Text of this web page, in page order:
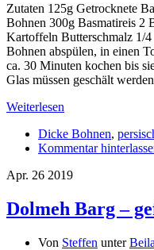
Zutaten 125g Getrocknete
Bohnen 300g Basmatireis 2
Kartoffeln Butterschmalz 1/
Bohnen abspülen, in einen
ca. 30 Minuten kochen bis
Glas müssen geschält
Weiterlesen
Dicke Bohnen,
Kommentar
Apr. 26 2019
Dolmeh Barg –
Von Steffen unter